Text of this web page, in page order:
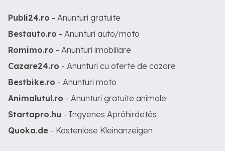
Publi24.ro - Anunturi gratuite
Bestauto.ro - Anunturi auto/moto
Romimo.ro - Anunturi imobiliare
Cazare24.ro - Anunturi cu oferte de cazare
Bestbike.ro - Anunturi moto
Animalutul.ro - Anunturi gratuite animale
Startapro.hu - Ingyenes Apróhirdetés
Quoka.de - Kostenlose Kleinanzeigen